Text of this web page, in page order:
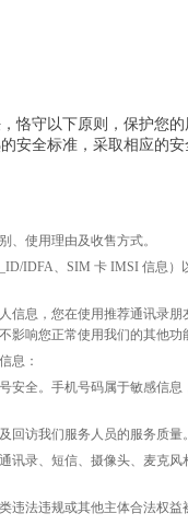
守以下原则，保护您
全标准，采取相应的安
、使用理由及收售方式。
IDFA、SIM 卡 IMSI 信息
息，您在使用推荐通讯录
响您正常使用我们的其他功
息：
全。手机号码属于敏感信
访我们服务人员的服务质量。
录、短信、摄像头、麦克
法违规或其他主体合法权益